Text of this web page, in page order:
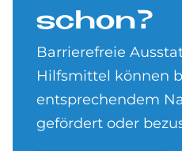
schon?
Barrierefreie
Hilfsmittel können
entsprechendem
gefördert oder